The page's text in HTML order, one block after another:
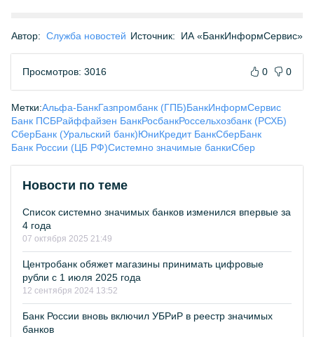
Автор: Служба новостей Источник: ИА «БанкИнформСервис»
Просмотров: 3016 0 0
Метки:Альфа-БанкГазпромбанк (ГПБ)БанкИнформСервис
Банк ПСБРайффайзен БанкРосбанкРоссельхозбанк (РСХБ)
СберБанк (Уральский банк)ЮниКредит БанкСберБанк
Банк России (ЦБ РФ)Системно значимые банкиСбер
Новости по теме
Список системно значимых банков изменился впервые за
4 года
07 октября 2025 21:49
Центробанк обяжет магазины принимать цифровые
рубли с 1 июля 2025 года
12 сентября 2024 13:52
Банк России вновь включил УБРиР в реестр значимых
банков